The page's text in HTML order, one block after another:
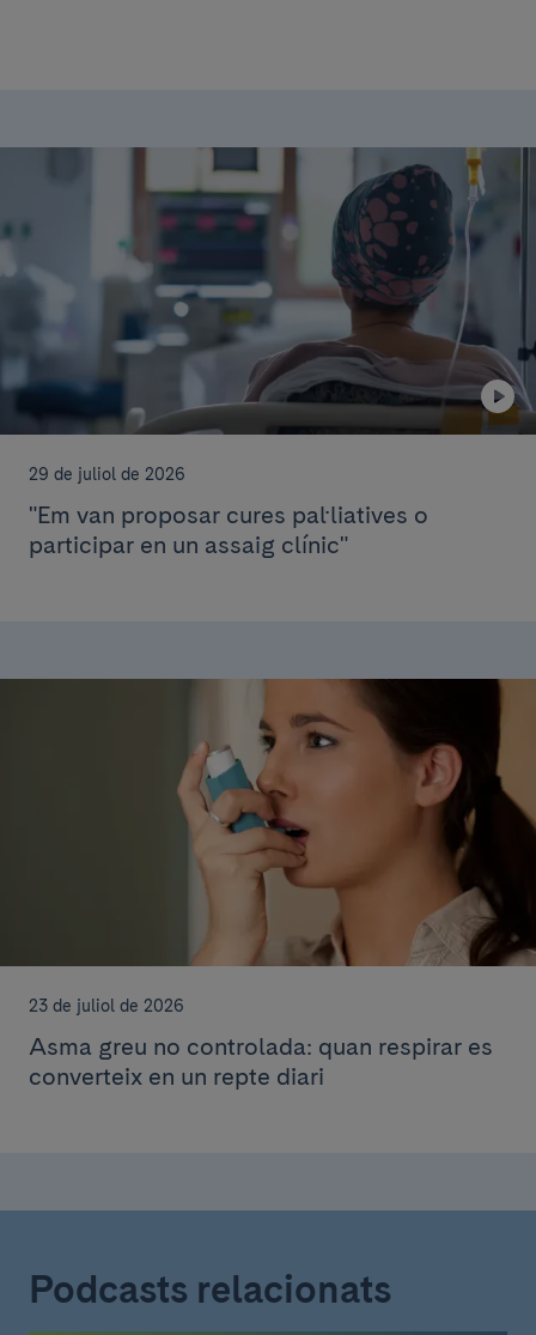
29 de juliol de 2026
"Em van proposar cures pal·liatives o
participar en un assaig clínic"
23 de juliol de 2026
Asma greu no controlada: quan respirar es
converteix en un repte diari
Podcasts relacionats